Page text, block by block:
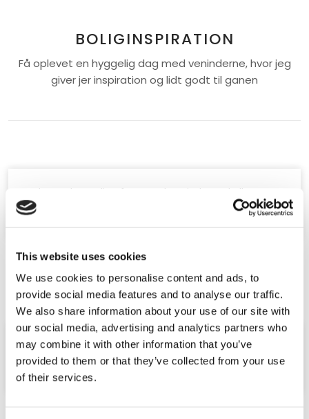
This website uses cookies
We use cookies to personalise content and ads, to
provide social media features and to analyse our traffic.
We also share information about your use of our site with
our social media, advertising and analytics partners who
may combine it with other information that you’ve
provided to them or that they’ve collected from your use
of their services.
BOLIGINSPIRATION
Få oplevet en hyggelig dag med veninderne, hvor jeg
giver jer inspiration og lidt godt til ganen
Oplev en hyggelig aften med veninderne, kollegerne
eller strikkeklubben i Fru Pedersens have og hjem.
Aftenen starter med en rundvisning i have og bolig,
herefter giver jeg en kop kaffe med brød.​